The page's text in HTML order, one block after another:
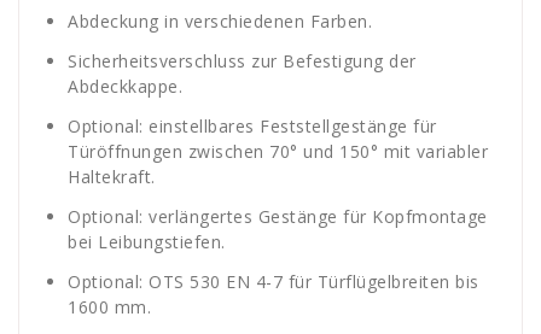
Abdeckung in verschiedenen Farben.
Sicherheitsverschluss zur Befestigung der
Abdeckkappe.
Optional: einstellbares Feststellgestänge für
Türöffnungen zwischen 70° und 150° mit variabler
Haltekraft.
Optional: verlängertes Gestänge für Kopfmontage
bei Leibungstiefen.
Optional: OTS 530 EN 4-7 für Türflügelbreiten bis
1600 mm.